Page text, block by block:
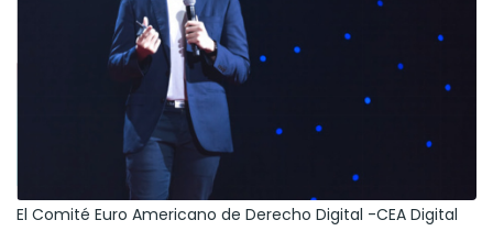
El Comité Euro Americano de Derecho Digital -CEA Digital